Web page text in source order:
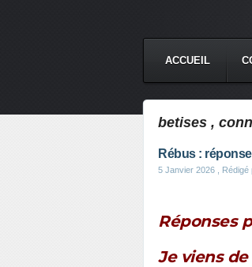
ACCUEIL
betises ,
Rébus :
5 Janvier 2026 ,
Réponses
Je viens